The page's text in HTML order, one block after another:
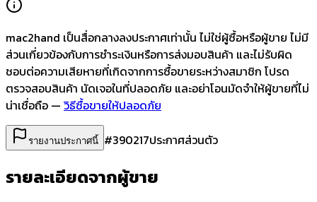
mac2hand เป็นสื่อกลางลงประกาศเท่านั้น ไม่ใช่ผู้ซื้อหรือผู้ขาย ไม่มี
ส่วนเกี่ยวข้องกับการชำระเงินหรือการส่งมอบสินค้า และไม่รับผิด
ชอบต่อความเสียหายที่เกิดจากการซื้อขายระหว่างสมาชิก โปรด
ตรวจสอบสินค้า นัดเจอในที่ปลอดภัย และอย่าโอนมัดจำให้ผู้ขายที่ไม่
น่าเชื่อถือ — วิธีซื้อขายให้ปลอดภัย
รายงานประกาศนี้ #390217ประกาศส่วนตัว
รายละเอียดจากผู้ขาย